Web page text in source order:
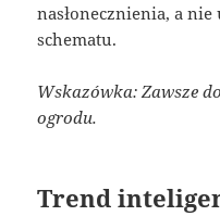
nasłonecznienia, a
schematu.
Wskazówka: Zawsze
ogrodu.
Trend